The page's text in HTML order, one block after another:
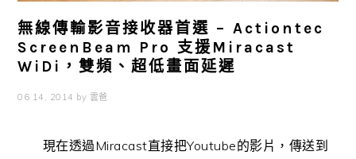
無線傳輸影音接收器首選 – Actiontec
ScreenBeam Pro 支援Miracast
WiDi，雙頻、超低畫面延遲
06 14, 2014 by 雲爸
現在透過Miracast直接把Youtube的影片，傳送到